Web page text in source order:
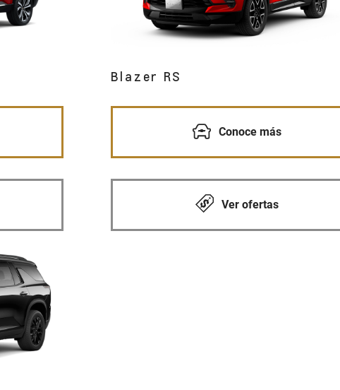
Blazer RS
Conoce más
Ver ofertas